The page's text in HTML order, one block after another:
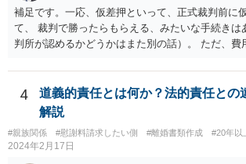
補足です。一応、仮差押といって、正式裁判前に
て、 裁判で勝ったらもらえる、みたいな手続きは
判所が認めるかどうかはまた別の話）。 ただ、費
のであれば、 面談相談に行って詳しく話を聞いて
4
道義的責任とは何か？法的責任との
解説
#親族関係 #慰謝料請求したい側 #離婚書類作成 #20年以
2024年2月17日